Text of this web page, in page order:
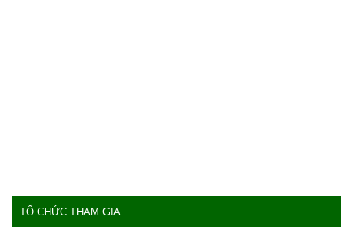
TỔ CHỨC THAM GIA